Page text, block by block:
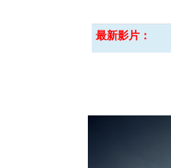
最新影片：